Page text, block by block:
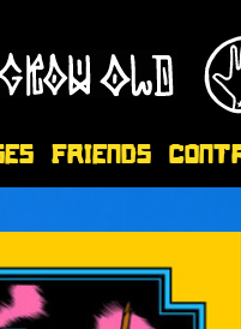
Friends